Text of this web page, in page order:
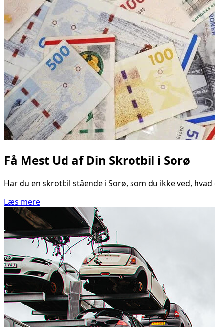
Få Mest Ud af Din Skrotbil i Sorø
Har du en skrotbil stående i Sorø, som du ikke ved,
Læs mere